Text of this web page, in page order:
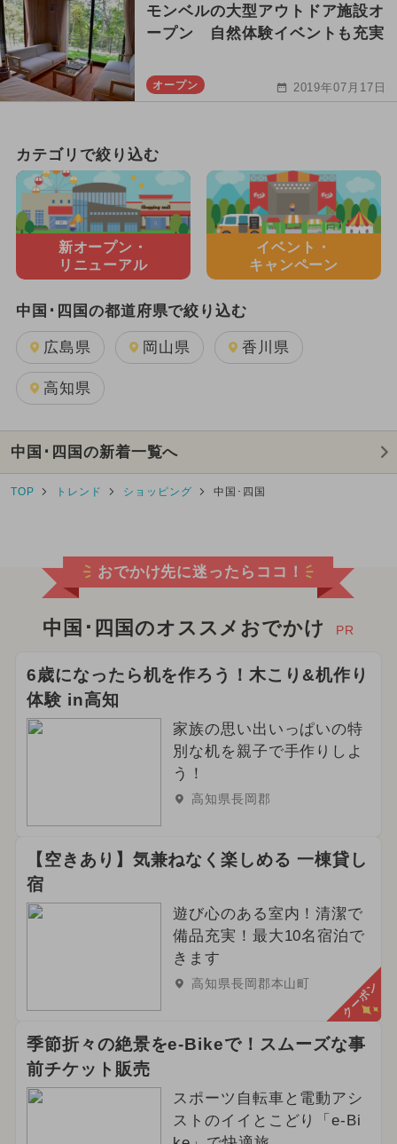
モンベルの大型アウトドア施設オ
ープン 自然体験イベントも充実
オープン 2019年07月17日
カテゴリで絞り込む
新オープン・
リニューアル
イベント・
キャンペーン
中国･四国の都道府県で絞り込む
広島県 岡山県 香川県
高知県
中国･四国の新着一覧へ
TOP トレンド ショッピング 中国･四国
おでかけ先に迷ったらココ！
中国･四国のオススメおでかけ PR
6歳になったら机を作ろう！木こり&机作り
体験 in高知
家族の思い出いっぱいの特
別な机を親子で手作りしよ
う！
高知県長岡郡
【空きあり】気兼ねなく楽しめる 一棟貸し
宿
遊び心のある室内！清潔で
備品充実！最大10名宿泊で
きます
高知県長岡郡本山町 クーポン
季節折々の絶景をe-Bikeで！スムーズな事
前チケット販売
スポーツ自転車と電動アシ
ストのイイとこどり「e-Bi